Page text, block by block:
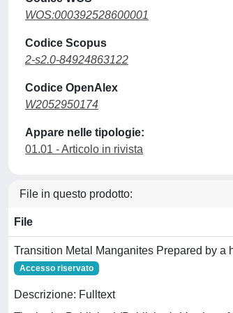
WOS:000392528600001
Codice Scopus
2-s2.0-84924863122
Codice OpenAlex
W2052950174
Appare nelle tipologie:
01.01 - Articolo in rivista
File in questo prodotto:
File
Transition Metal Manganites Prepared by a
Accesso riservato
Descrizione: Fulltext